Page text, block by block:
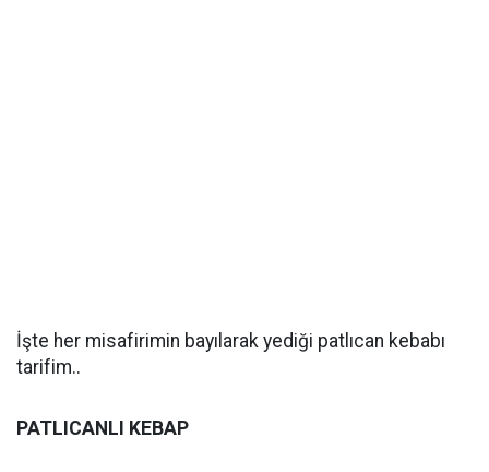
İşte her misafirimin bayılarak yediği patlıcan kebabı
tarifim..
PATLICANLI KEBAP